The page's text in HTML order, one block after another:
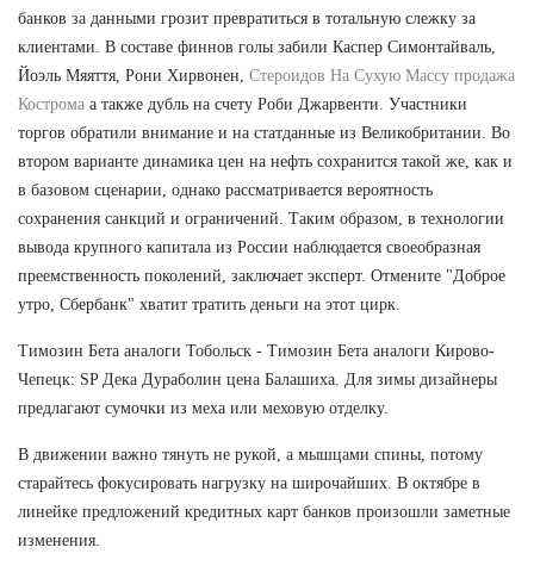
банков за данными грозит превратиться в тотальную слежку за
клиентами. В составе финнов голы забили Каспер Симонтайваль,
Йоэль Мяяття, Рони Хирвонен, Стероидов На Сухую Массу продажа
Кострома а также дубль на счету Роби Джарвенти. Участники
торгов обратили внимание и на статданные из Великобритании. Во
втором варианте динамика цен на нефть сохранится такой же, как и
в базовом сценарии, однако рассматривается вероятность
сохранения санкций и ограничений. Таким образом, в технологии
вывода крупного капитала из России наблюдается своеобразная
преемственность поколений, заключает эксперт. Отмените "Доброе
утро, Сбербанк" хватит тратить деньги на этот цирк.
Tимозин Бета аналоги Тобольск - Tимозин Бета аналоги Кирово-
Чепецк: SP Дека Дураболин цена Балашиха. Для зимы дизайнеры
предлагают сумочки из меха или меховую отделку.
В движении важно тянуть не рукой, а мышцами спины, потому
старайтесь фокусировать нагрузку на широчайших. В октябре в
линейке предложений кредитных карт банков произошли заметные
изменения.